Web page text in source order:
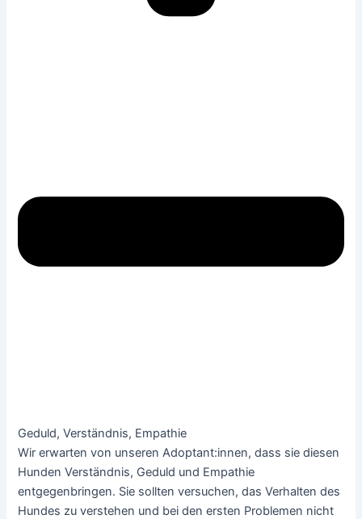
Geduld, Verständnis, Empathie
Wir erwarten von unseren Adoptant:innen, dass sie diesen
Hunden Verständnis, Geduld und Empathie
entgegenbringen. Sie sollten versuchen, das Verhalten des
Hundes zu verstehen und bei den ersten Problemen nicht